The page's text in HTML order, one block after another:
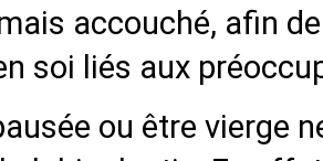
accouché, afin
soi liés aux
ou être vierge